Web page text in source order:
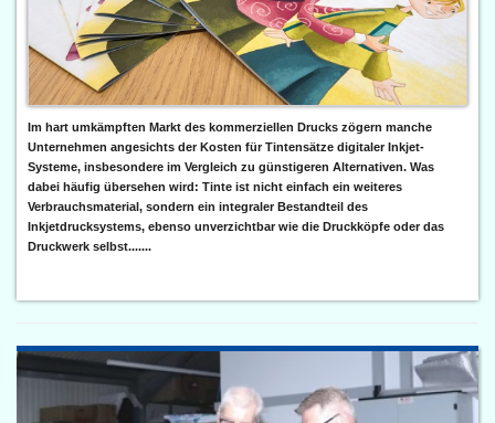
Im hart umkämpften Markt des kommerziellen Drucks zögern manche
Unternehmen angesichts der Kosten für Tintensätze digitaler Inkjet-
Systeme, insbesondere im Vergleich zu günstigeren Alternativen. Was
dabei häufig übersehen wird: Tinte ist nicht einfach ein weiteres
Verbrauchsmaterial, sondern ein integraler Bestandteil des
Inkjetdrucksystems, ebenso unverzichtbar wie die Druckköpfe oder das
Druckwerk selbst.......